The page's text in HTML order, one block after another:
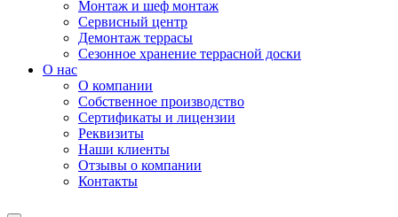
Монтаж и шеф монтаж
Сервисный центр
Демонтаж террасы
Сезонное хранение террасной доски
О нас
О компании
Собственное производство
Сертификаты и лицензии
Реквизиты
Наши клиенты
Отзывы о компании
Контакты